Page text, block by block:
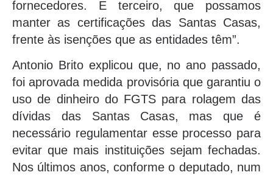
fornecedores. E terceiro, que possamos
manter as certificações das Santas Casas,
frente às isenções que as entidades têm”.
Antonio Brito explicou que, no ano passado,
foi aprovada medida provisória que garantiu o
uso de dinheiro do FGTS para rolagem das
dívidas das Santas Casas, mas que é
necessário regulamentar esse processo para
evitar que mais instituições sejam fechadas.
Nos últimos anos, conforme o deputado, num